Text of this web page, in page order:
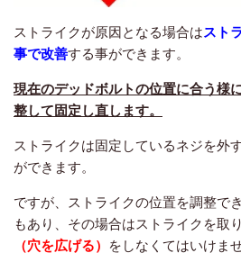
ストライクが原因となる場合はスト
事で改善する事ができます。
現在のデッドボルトの位置に合う様
整して固定し直します。
ストライクは固定しているネジを外
ができます。
ですが、ストライクの位置を調整で
もあり、その場合はストライクを取
（穴を広げる）
をしなくてはいけませ